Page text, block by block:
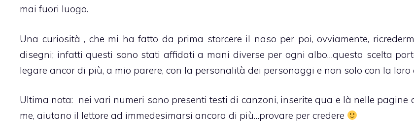
mai fuori luogo.
Una curiosità , che mi ha fatto da prima storcere il naso per poi, ovviamente,
disegni; infatti questi sono stati affidati a mani diverse per ogni albo…questa scelta
legare ancor di più, a mio parere, con la personalità dei personaggi e non solo con la loro
Ultima nota: nei vari numeri sono presenti testi di canzoni, inserite qua e là nelle pagine
me, aiutano il lettore ad immedesimarsi ancora di più…provare per credere